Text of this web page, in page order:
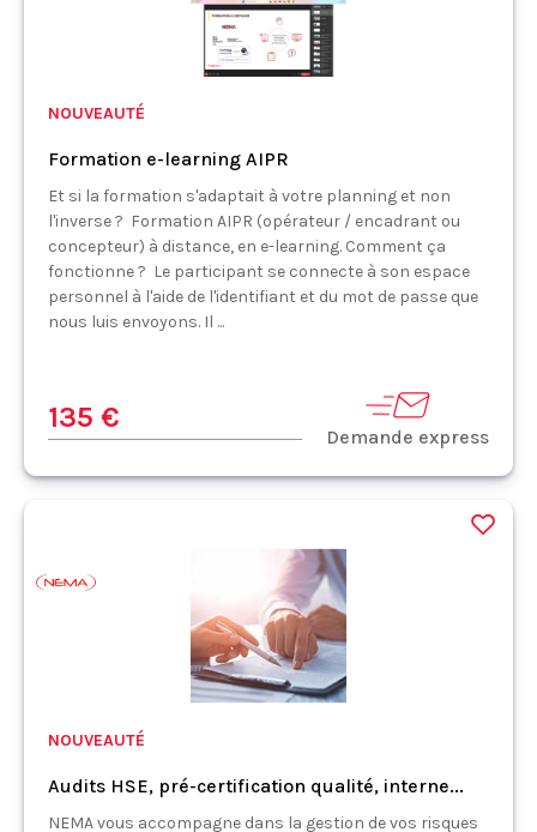
NOUVEAUTÉ
Formation e-learning AIPR
Et si la formation s'adaptait à votre planning et non
l'inverse ? Formation AIPR (opérateur / encadrant ou
concepteur) à distance, en e-learning. Comment ça
fonctionne ? Le participant se connecte à son espace
personnel à l'aide de l'identifiant et du mot de passe que
nous luis envoyons. Il ...
135 €
Demande express
NOUVEAUTÉ
Audits HSE, pré-certification qualité, interne...
NEMA vous accompagne dans la gestion de vos risques